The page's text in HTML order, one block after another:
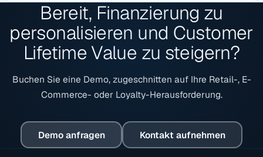
Bereit, Finanzierung zu
personalisieren und Customer
Lifetime Value zu steigern?
Buchen Sie eine Demo, zugeschnitten auf Ihre Retail-, E-
Commerce- oder Loyalty-Herausforderung.
Demo anfragen Kontakt aufnehmen